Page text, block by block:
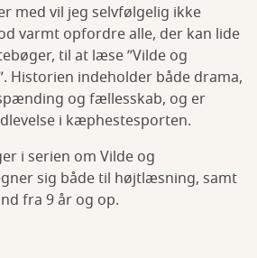
med vil jeg selvfølgelig ikke
varmt opfordre alle, der kan lide
til at læse ”Vilde og
Historien indeholder både drama,
og fællesskab, og er
i kæphestesporten.
i serien om Vilde og
sig både til højtlæsning, samt
fra 9 år og op.